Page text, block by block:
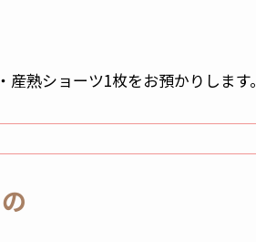
熟ショーツ1枚をお預かりします。